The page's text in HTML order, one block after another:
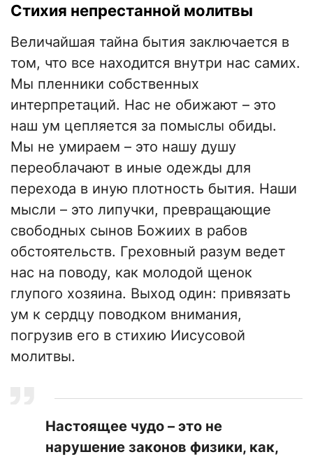
Стихия непрестанной молитвы
Величайшая тайна бытия заключается в
том, что все находится внутри нас самих.
Мы пленники собственных
интерпретаций. Нас не обижают – это
наш ум цепляется за помыслы обиды.
Мы не умираем – это нашу душу
переоблачают в иные одежды для
перехода в иную плотность бытия. Наши
мысли – это липучки, превращающие
свободных сынов Божиих в рабов
обстоятельств. Греховный разум ведет
нас на поводу, как молодой щенок
глупого хозяина. Выход один: привязать
ум к сердцу поводком внимания,
погрузив его в стихию Иисусовой
молитвы.
Настоящее чудо – это не
нарушение законов физики, как,